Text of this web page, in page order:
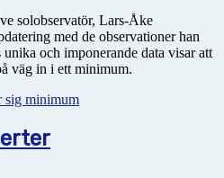
solobservatör, Lars-Åke
med de observationer han
unika och imponerande data visar att
väg in i ett minimum.
sig minimum